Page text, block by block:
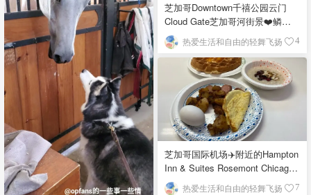
芝加哥Downtown千禧公园云门
Cloud Gate芝加哥河街景❤️鳞次
栉比的高楼
热爱生活和自由的轻舞飞扬 4
芝加哥国际机场✈️附近的Hampton
Inn & Suites Rosemont Chicago
O'Hare自助早餐
热爱生活和自由的轻舞飞扬 7